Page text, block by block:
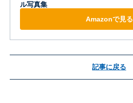
ル写真集
Amazonで見る
記事に戻る